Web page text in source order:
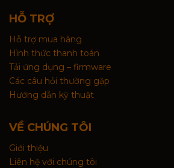
HỖ TRỢ
Hỗ trợ mua hàng
Hình thức thanh toán
Tải ứng dụng – firmware
Các câu hỏi thường gặp
Hướng dẫn kỹ thuật
VỀ CHÚNG TÔI
Giới thiệu
Liên hệ với chúng tôi